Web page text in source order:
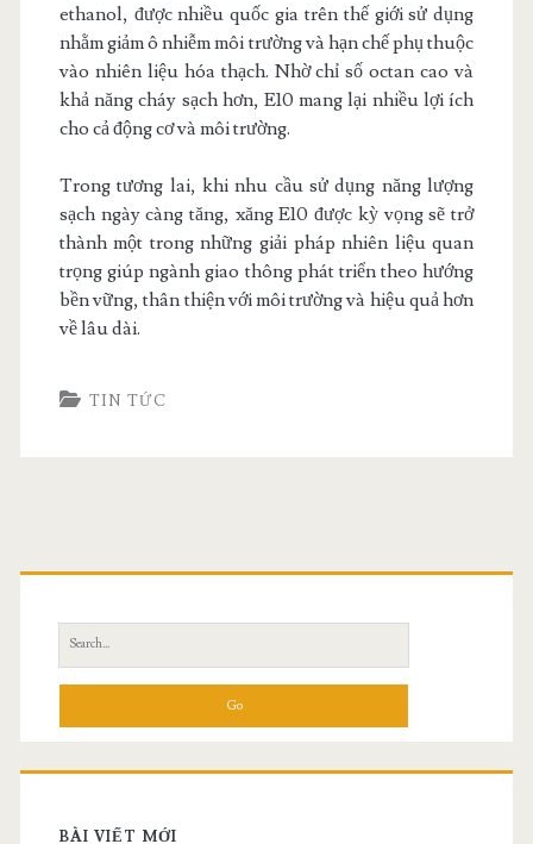
ethanol, được nhiều quốc gia trên thế giới sử dụng
nhằm giảm ô nhiễm môi trường và hạn chế phụ thuộc
vào nhiên liệu hóa thạch. Nhờ chỉ số octan cao và
khả năng cháy sạch hơn, E10 mang lại nhiều lợi ích
cho cả động cơ và môi trường.
Trong tương lai, khi nhu cầu sử dụng năng lượng
sạch ngày càng tăng, xăng E10 được kỳ vọng sẽ trở
thành một trong những giải pháp nhiên liệu quan
trọng giúp ngành giao thông phát triển theo hướng
bền vững, thân thiện với môi trường và hiệu quả hơn
về lâu dài.
TIN TỨC
Search
for:
BÀI VIẾT MỚI